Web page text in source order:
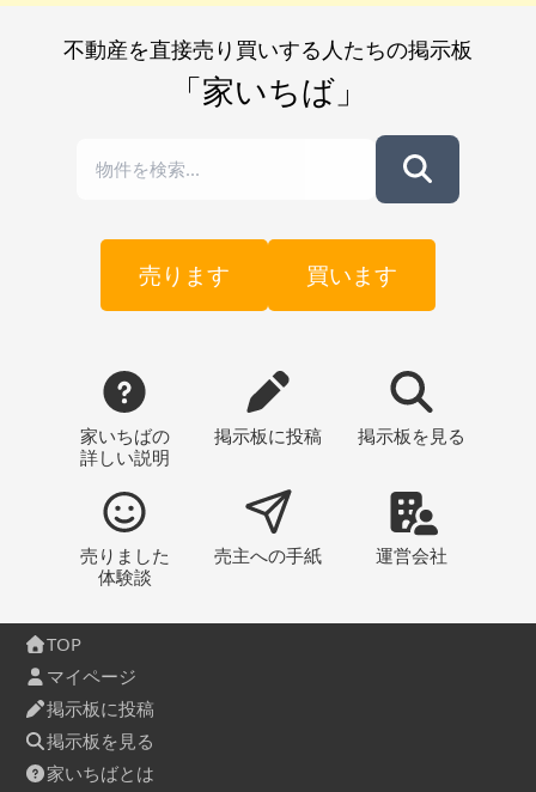
不動産を直接売り買いする人たちの掲示板
「家いちば」
売ります 買います
家いちばの
詳しい説明
掲示板に投稿 掲示板 を見る
売りました
体験談
売主への手紙 運営会社
TOP
マイページ
掲示板に投稿
掲示板を見る
家いちばとは